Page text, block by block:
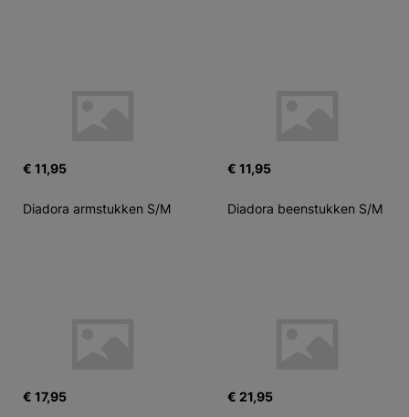
€ 11,95 € 11,95
Diadora armstukken S/M
€ 17,95
Diadora beenstukken S/M
€ 21,95